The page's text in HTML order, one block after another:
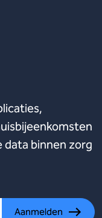
data binnen zorg
Aanmelden